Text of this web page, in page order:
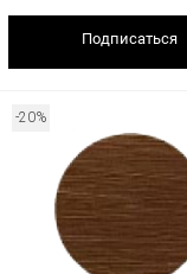
Подписаться
-20%